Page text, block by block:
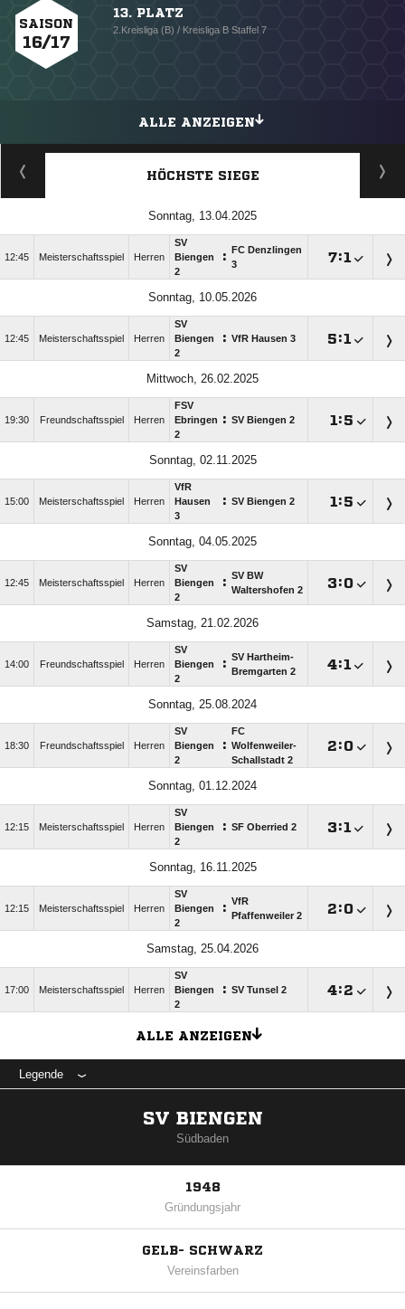
SAISON
16/17
13. PLATZ
2.Kreisliga (B) / Kreisliga B Staffel 7
ALLE ANZEIGEN
HÖCHSTE SIEGE
Sonntag, 13.04.2025
12:45 Meisterschaftsspiel Herren
SV
Biengen
2
:
FC Denzlingen
3
:
Sonntag, 10.05.2026
12:45 Meisterschaftsspiel Herren
SV
Biengen
2
: VfR Hausen 3 :
Mittwoch, 26.02.2025
19:30 Freundschaftsspiel Herren
FSV
Ebringen
2
: SV Biengen 2 :
Sonntag, 02.11.2025
15:00 Meisterschaftsspiel Herren
VfR
Hausen
3
: SV Biengen 2 :
Sonntag, 04.05.2025
12:45 Meisterschaftsspiel Herren
SV
Biengen
2
: SV BW
Waltershofen 2
:
Samstag, 21.02.2026
14:00 Freundschaftsspiel Herren
SV
Biengen
2
: SV Hartheim-
Bremgarten 2
:
Sonntag, 25.08.2024
18:30 Freundschaftsspiel Herren
SV
Biengen
2
:
FC
Wolfenweiler-
Schallstadt 2
:
Sonntag, 01.12.2024
12:15 Meisterschaftsspiel Herren
SV
Biengen
2
: SF Oberried 2 :
Sonntag, 16.11.2025
12:15 Meisterschaftsspiel Herren
SV
Biengen
2
: VfR
Pfaffenweiler 2
:
Samstag, 25.04.2026
17:00 Meisterschaftsspiel Herren
SV
Biengen
2
: SV Tunsel 2 :
ALLE ANZEIGEN
Legende
SV BIENGEN
Südbaden
1948
Gründungsjahr
GELB- SCHWARZ
Vereinsfarben